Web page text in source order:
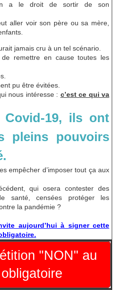
a le droit de sortir de son
aller voir son père ou sa mère,
jamais cru à un tel scénario.
remettre en cause toutes les
pu être évitées.
nous intéresse : c’est ce qui va
19, ils ont
pleins pouvoirs
empêcher d’imposer tout ça aux
qui osera contester des
santé, censées protéger les
la pandémie ?
aujourd’hui à signer cette
"NON" au